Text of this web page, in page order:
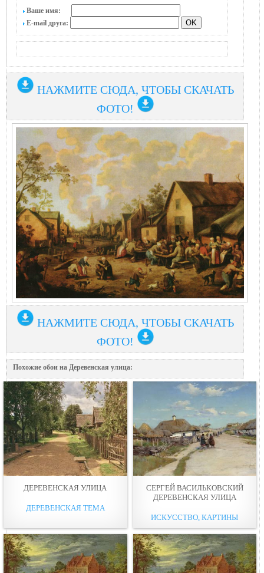
Ваше имя:
E-mail друга:
НАЖМИТЕ СЮДА, ЧТОБЫ СКАЧАТЬ
ФОТО!
НАЖМИТЕ СЮДА, ЧТОБЫ СКАЧАТЬ
ФОТО!
Похожие обои на Деревенская улица:
ДЕРЕВЕНСКАЯ УЛИЦА
ДЕРЕВЕНСКАЯ ТЕМА
СЕРГЕЙ ВАСИЛЬКОВСКИЙ
ДЕРЕВЕНСКАЯ УЛИЦА
ИСКУССТВО, КАРТИНЫ